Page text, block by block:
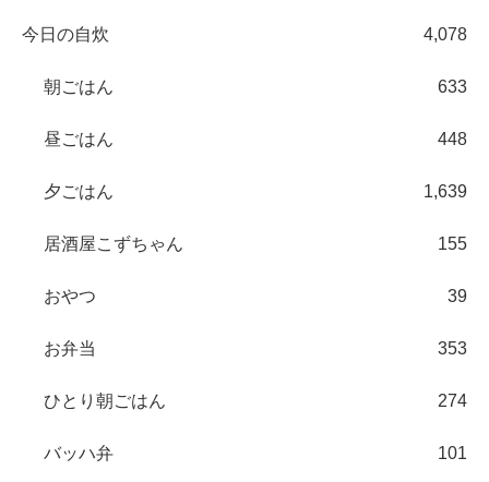
今日の自炊 4,078
朝ごはん 633
昼ごはん 448
夕ごはん 1,639
居酒屋こずちゃん 155
おやつ 39
お弁当 353
ひとり朝ごはん 274
バッハ弁 101